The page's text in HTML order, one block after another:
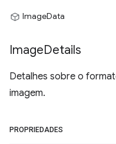
ImageData
ImageDetails
Detalhes sobre o
imagem.
PROPRIEDADES